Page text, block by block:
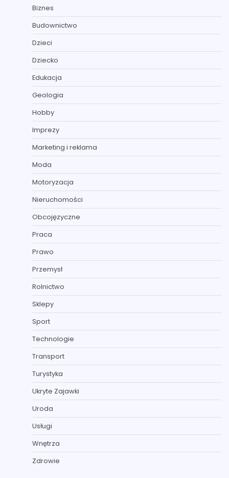
Biznes
Budownictwo
Dzieci
Dziecko
Edukacja
Geologia
Hobby
Imprezy
Marketing i reklama
Moda
Motoryzacja
Nieruchomości
Obcojęzyczne
Praca
Prawo
Przemysł
Rolnictwo
Sklepy
Sport
Technologie
Transport
Turystyka
Ukryte Zajawki
Uroda
Usługi
Wnętrza
Zdrowie